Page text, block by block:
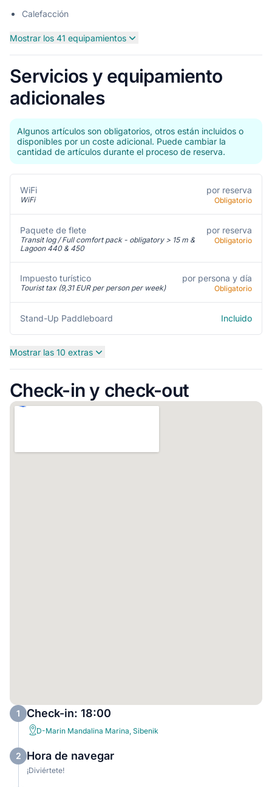
Calefacción
Mostrar los 41 equipamientos
Servicios y equipamiento
adicionales
Algunos artículos son obligatorios, otros están incluidos o
disponibles por un coste adicional. Puede cambiar la
cantidad de artículos durante el proceso de reserva.
WiFi
WiFi
por reserva
Obligatorio
Paquete de flete
Transit log / Full comfort pack - obligatory > 15 m &
Lagoon 440 & 450
por reserva
Obligatorio
Impuesto turístico
Tourist tax (9,31 EUR per person per week)
por persona y día
Obligatorio
Stand-Up Paddleboard Incluido
Mostrar las 10 extras
Check-in y check-out
1 Check-in: 18:00
D-Marin Mandalina Marina, Sibenik
2 Hora de navegar
¡Diviértete!